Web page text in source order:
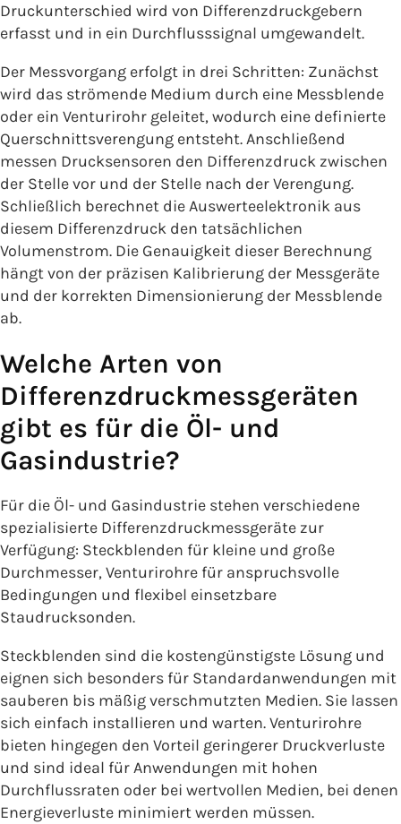
Druckunterschied wird von Differenzdruckgebern
erfasst und in ein Durchflusssignal umgewandelt.
Der Messvorgang erfolgt in drei Schritten: Zunächst
wird das strömende Medium durch eine Messblende
oder ein Venturirohr geleitet, wodurch eine definierte
Querschnittsverengung entsteht. Anschließend
messen Drucksensoren den Differenzdruck zwischen
der Stelle vor und der Stelle nach der Verengung.
Schließlich berechnet die Auswerteelektronik aus
diesem Differenzdruck den tatsächlichen
Volumenstrom. Die Genauigkeit dieser Berechnung
hängt von der präzisen Kalibrierung der Messgeräte
und der korrekten Dimensionierung der Messblende
ab.
Welche Arten von
Differenzdruckmessgeräten
gibt es für die Öl- und
Gasindustrie?
Für die Öl- und Gasindustrie stehen verschiedene
spezialisierte Differenzdruckmessgeräte zur
Verfügung: Steckblenden für kleine und große
Durchmesser, Venturirohre für anspruchsvolle
Bedingungen und flexibel einsetzbare
Staudrucksonden.
Steckblenden sind die kostengünstigste Lösung und
eignen sich besonders für Standardanwendungen mit
sauberen bis mäßig verschmutzten Medien. Sie lassen
sich einfach installieren und warten. Venturirohre
bieten hingegen den Vorteil geringerer Druckverluste
und sind ideal für Anwendungen mit hohen
Durchflussraten oder bei wertvollen Medien, bei denen
Energieverluste minimiert werden müssen.